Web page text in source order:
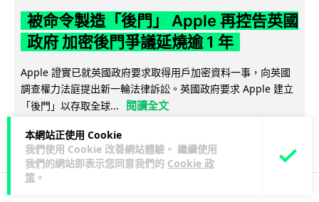
本網站正使用 Cookie
我們使用 Cookie 改善網站體驗。 繼續使用
我們的網站即表示您同意我們的 Cookie 政
策 。
被命令製造「後門」 Apple 再控告英國
政府 加密後門爭議延燒逾 1 年
Apple 證實已就英國政府要求取得用戶加密資料一事，向英國
調查權力法庭提出新一輪法律訴訟。英國政府要求 Apple 建立
「後門」以存取全球...
閱讀全文
309 40 ↗ 分享